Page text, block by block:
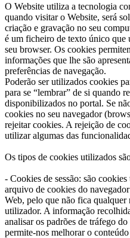
O Website utiliza a tecnologia
quando visitar o Website, será
criação e gravação no seu
é um ficheiro de texto único que
seu browser. Os cookies
informações que lhe são
preferências de navegação.
Poderão ser utilizados cookies
para se “lembrar” de si quando
disponibilizados no portal. Se
cookies no seu navegador
rejeitar cookies. A rejeição de
utilizar algumas das
Os tipos de cookies utilizados
- Cookies de sessão: são
arquivo de cookies do
Web, pelo que não fica
utilizador. A informação
analisar os padrões de tráfego
permite-nos melhorar o